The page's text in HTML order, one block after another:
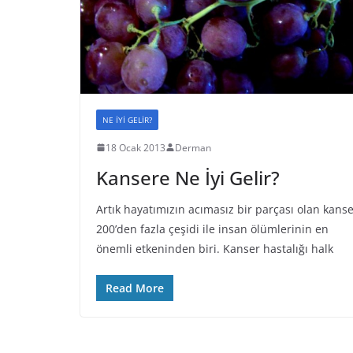
NE İYİ GELİR?
18 Ocak 2013 Derman
Kansere Ne İyi Gelir?
Artık hayatımızın acımasız bir parçası olan
200’den fazla çeşidi ile insan ölümlerinin en
önemli etkeninden biri. Kanser hastalığı halk
Read More